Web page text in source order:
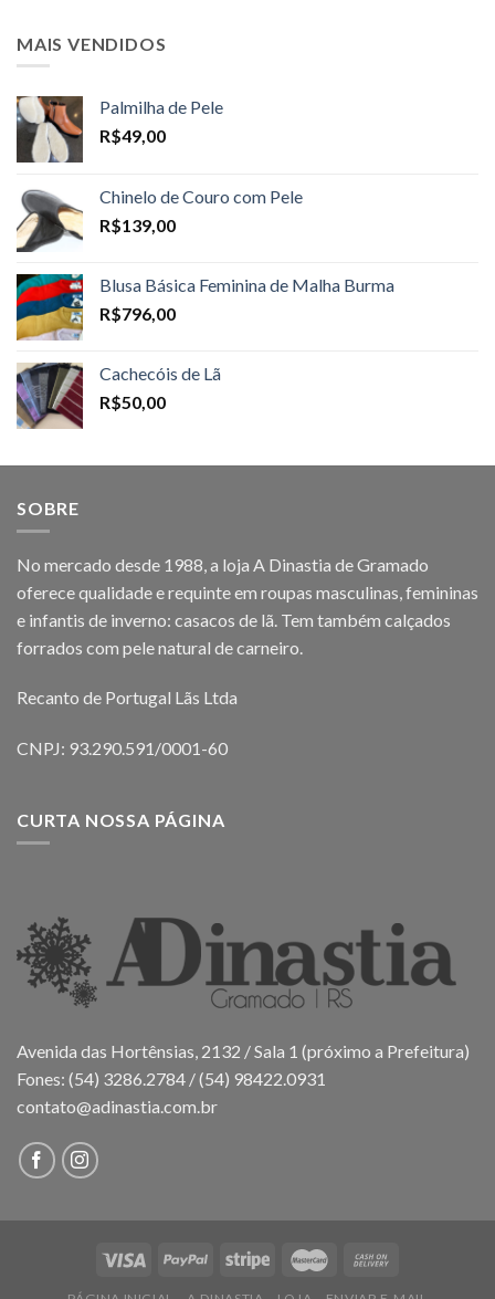
MAIS VENDIDOS
Palmilha de Pele
R$49,00
Chinelo de Couro com Pele
R$139,00
Blusa Básica Feminina de Malha Burma
R$796,00
Cachecóis de Lã
R$50,00
SOBRE
No mercado desde 1988, a loja A Dinastia de Gramado
oferece qualidade e requinte em roupas masculinas, femininas
e infantis de inverno: casacos de lã. Tem também calçados
forrados com pele natural de carneiro.
Recanto de Portugal Lãs Ltda
CNPJ: 93.290.591/0001-60
CURTA NOSSA PÁGINA
Avenida das Hortênsias, 2132 / Sala 1 (próximo a Prefeitura)
Fones: (54) 3286.2784 / (54) 98422.0931
contato@adinastia.com.br